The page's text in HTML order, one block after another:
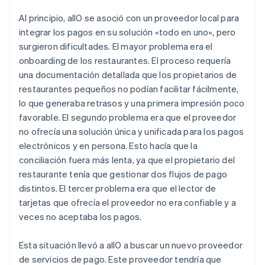
Al principio, allO se asoció con un proveedor local para
integrar los pagos en su solución «todo en uno», pero
surgieron dificultades. El mayor problema era el
onboarding de los restaurantes. El proceso requería
una documentación detallada que los propietarios de
restaurantes pequeños no podían facilitar fácilmente,
lo que generaba retrasos y una primera impresión poco
favorable. El segundo problema era que el proveedor
no ofrecía una solución única y unificada para los pagos
electrónicos y en persona. Esto hacía que la
conciliación fuera más lenta, ya que el propietario del
restaurante tenía que gestionar dos flujos de pago
distintos. El tercer problema era que el lector de
tarjetas que ofrecía el proveedor no era confiable y a
veces no aceptaba los pagos.
Esta situación llevó a allO a buscar un nuevo proveedor
de servicios de pago. Este proveedor tendría que